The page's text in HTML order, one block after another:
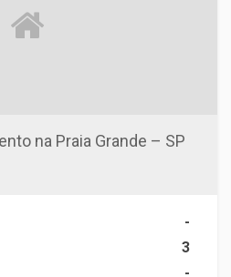
na Praia Grande – SP
-
3
-